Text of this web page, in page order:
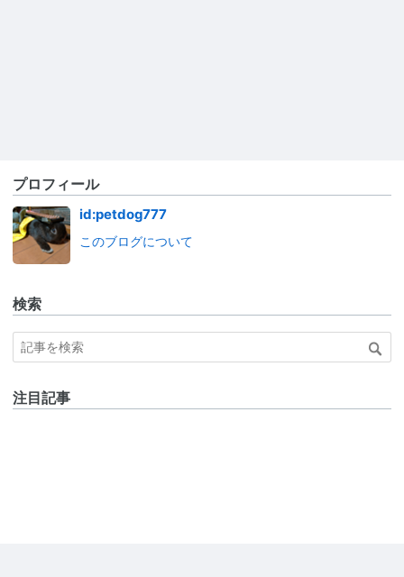
プロフィール
id:petdog777
このブログについて
検索
注目記事